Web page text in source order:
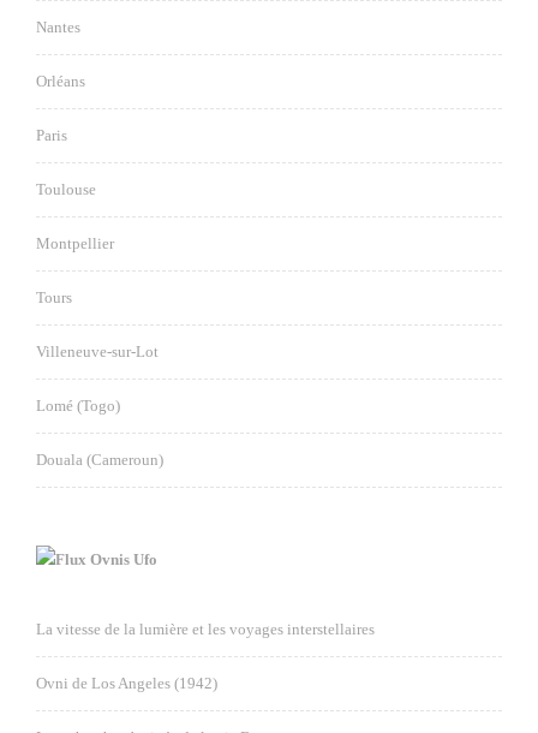
Nantes
Orléans
Paris
Toulouse
Montpellier
Tours
Villeneuve-sur-Lot
Lomé (Togo)
Douala (Cameroun)
Ovnis Ufo
La vitesse de la lumière et les voyages interstellaires
Ovni de Los Angeles (1942)